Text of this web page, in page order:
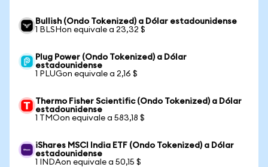
Bullish (Ondo Tokenized) a Dólar estadounidense
1 BLSHon equivale a 23,32 $
Plug Power (Ondo Tokenized) a Dólar
estadounidense
1 PLUGon equivale a 2,16 $
Thermo Fisher Scientific (Ondo Tokenized) a Dólar
estadounidense
1 TMOon equivale a 583,18 $
iShares MSCI India ETF (Ondo Tokenized) a Dólar
estadounidense
1 INDAon equivale a 50,15 $